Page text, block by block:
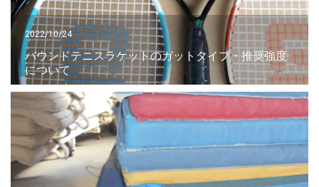
2022/10/24
バウンドテニスラケットのガットタイプ・推奨強度
について